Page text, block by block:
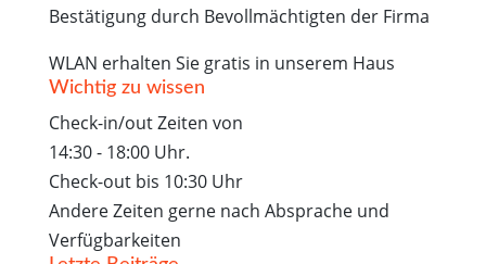
Bestätigung durch Bevollmächtigten der Firma
WLAN erhalten Sie gratis in unserem Haus
Wichtig zu wissen
Check-in/out Zeiten von
14:30 - 18:00 Uhr.
Check-out bis 10:30 Uhr
Andere Zeiten gerne nach Absprache und
Verfügbarkeiten